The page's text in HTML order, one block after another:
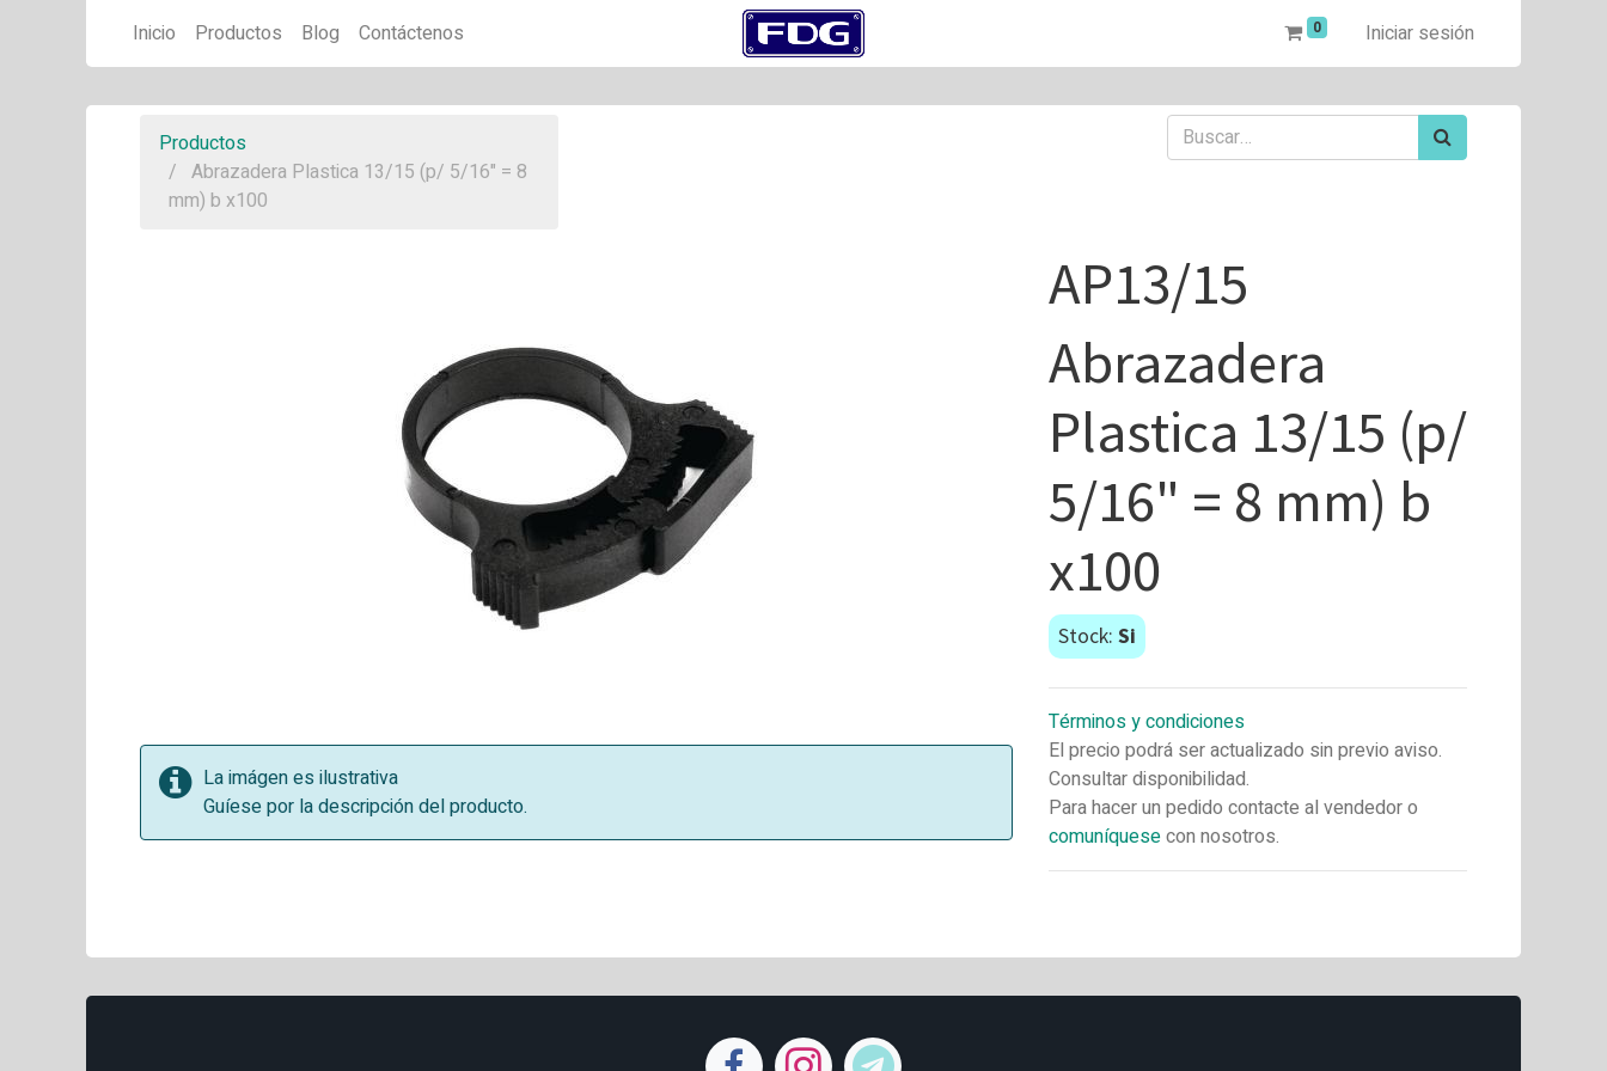
Inicio Productos Blog Contáctenos 0 Iniciar sesión
Productos
Abrazadera Plastica 13/15 (p/ 5/16" = 8
mm) b x100
La imágen es ilustrativa
Guíese por la descripción del producto.
AP13/15
Abrazadera
Plastica 13/15 (p/
5/16" = 8 mm) b
x100
Stock: Si
Términos y condiciones
El precio podrá ser actualizado sin previo aviso.
Consultar disponibilidad.
Para hacer un pedido contacte al vendedor o
comuníquesecon nosotros.